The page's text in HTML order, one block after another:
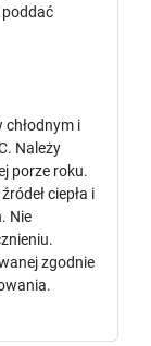
i
Należy
porze roku.
ciepła i
Nie
zgodnie